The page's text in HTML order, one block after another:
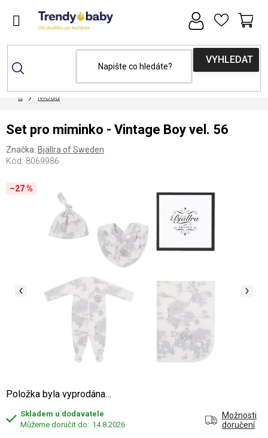
DomůMóda
Položka byla vyprodána…
Skladem u dodavatele
14.8.2026
Možnosti
doručení
Set pro miminko - Vintage Boy vel. 56
Značka: Bjällra of Sweden
Kód: 8069986
–27 %